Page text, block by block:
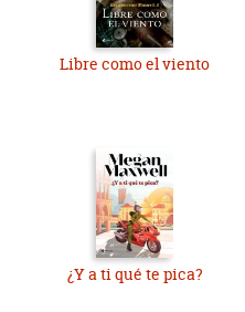
Libre como el viento
¿Y a ti qué te pica?